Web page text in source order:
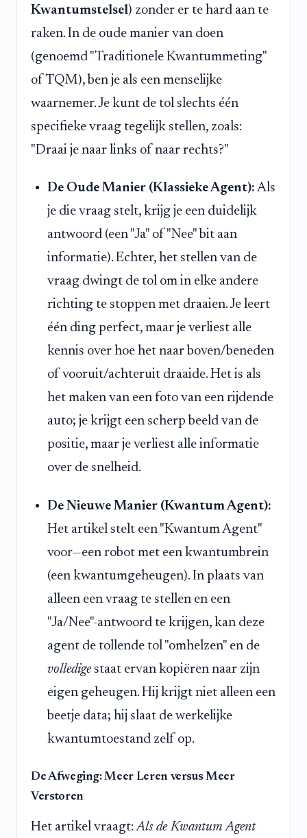
Kwantumstelsel) zonder er te hard aan te
raken. In de oude manier van doen
(genoemd "Traditionele Kwantummeting"
of TQM), ben je als een menselijke
waarnemer. Je kunt de tol slechts één
specifieke vraag tegelijk stellen, zoals:
"Draai je naar links of naar rechts?"
De Oude Manier (Klassieke Agent): Als
je die vraag stelt, krijg je een duidelijk
antwoord (een "Ja" of "Nee" bit aan
informatie). Echter, het stellen van de
vraag dwingt de tol om in elke andere
richting te stoppen met draaien. Je leert
één ding perfect, maar je verliest alle
kennis over hoe het naar boven/beneden
of vooruit/achteruit draaide. Het is als
het maken van een foto van een rijdende
auto; je krijgt een scherp beeld van de
positie, maar je verliest alle informatie
over de snelheid.
De Nieuwe Manier (Kwantum Agent):
Het artikel stelt een "Kwantum Agent"
voor—een robot met een kwantumbrein
(een kwantumgeheugen). In plaats van
alleen een vraag te stellen en een
"Ja/Nee"-antwoord te krijgen, kan deze
agent de tollende tol "omhelzen" en de
volledigestaat ervan kopiëren naar zijn
eigen geheugen. Hij krijgt niet alleen een
beetje data; hij slaat de werkelijke
kwantumtoestand zelf op.
De Afweging: Meer Leren versus Meer
Verstoren
Het artikel vraagt:Als de Kwantum Agent